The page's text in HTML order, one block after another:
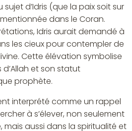
d’Idris (que la paix soit sur
dans le Coran.
Idris aurait demandé à
les cieux pour contempler de
Cette élévation symbolise
et son statut
prophète.
interprété comme un rappel
à s’élever, non seulement
aussi dans la spiritualité et